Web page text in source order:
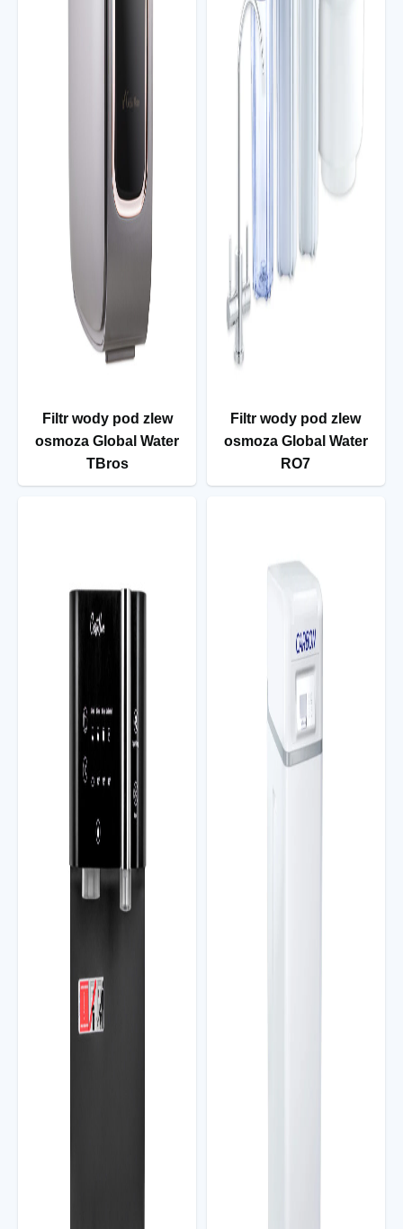
Filtr wody pod zlew
osmoza Global Water
TBros
Filtr wody pod zlew
osmoza Global Water
RO7